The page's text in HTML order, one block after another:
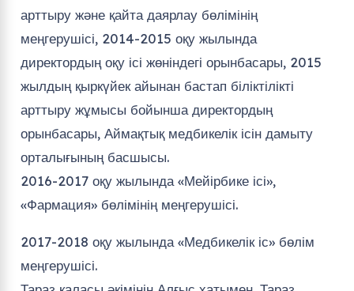
арттыру және қайта даярлау бөлімінің
меңгерушісі, 2014-2015 оқу жылында
директордың оқу ісі жөніндегі орынбасары, 2015
жылдың қыркүйек айынан бастап біліктілікті
арттыру жұмысы бойынша директордың
орынбасары, Аймақтық медбикелік ісін дамыту
орталығының басшысы.
2016-2017 оқу жылында «Мейірбике ісі»,
«Фармация» бөлімінің меңгерушісі.
2017-2018 оқу жылында «Медбикелік іс» бөлім
меңгерушісі.